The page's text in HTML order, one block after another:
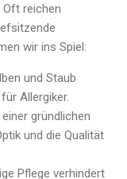
Oft reichen
wir ins Spiel:
und Staub
Allergiker.
gründlichen
und die Qualität
Pflege verhindert